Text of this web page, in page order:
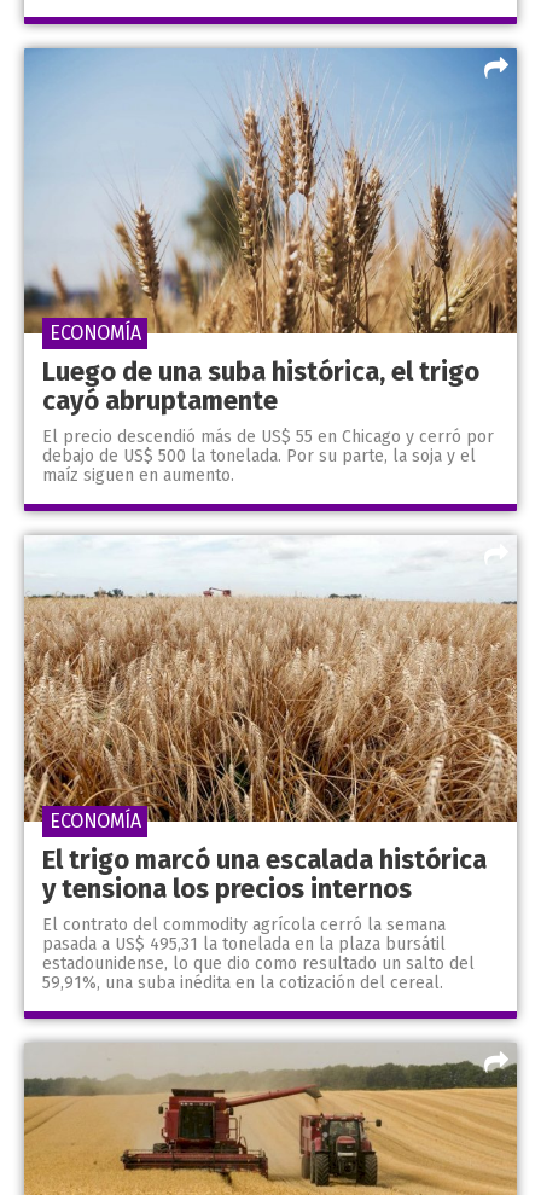
Luego de una suba histórica, el trigo
cayó abruptamente
El precio descendió más de US$ 55 en Chicago y cerró por
debajo de US$ 500 la tonelada. Por su parte, la soja y el
maíz siguen en aumento.
ECONOMÍA
El trigo marcó una escalada histórica
y tensiona los precios internos
El contrato del commodity agrícola cerró la semana
pasada a US$ 495,31 la tonelada en la plaza bursátil
estadounidense, lo que dio como resultado un salto del
59,91%, una suba inédita en la cotización del cereal.
ECONOMÍA